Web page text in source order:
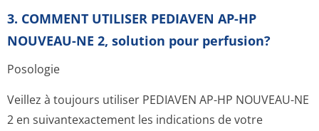
3. COMMENT UTILISER PEDIAVEN AP-HP
NOUVEAU-NE 2, solution pour perfusion?
Posologie
Veillez à toujours utiliser PEDIAVEN AP-HP NOUVEAU-NE
2 en suivantexactement les indications de votre